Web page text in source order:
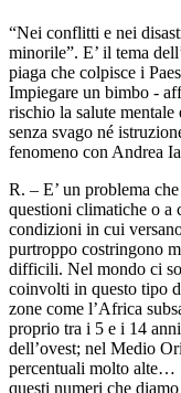
“Nei conflitti e nei
minorile”. E’ il tema
piaga che colpisce i
Impiegare un bimbo -
rischio la salute
senza svago né
fenomeno con Andrea
R. – E’ un problema
questioni climatiche o a
condizioni in cui
purtroppo costringono
difficili. Nel mondo ci
coinvolti in questo tipo
zone come l’Africa
proprio tra i 5 e i 14
dell’ovest; nel Medio
percentuali molto alte…
questi numeri che